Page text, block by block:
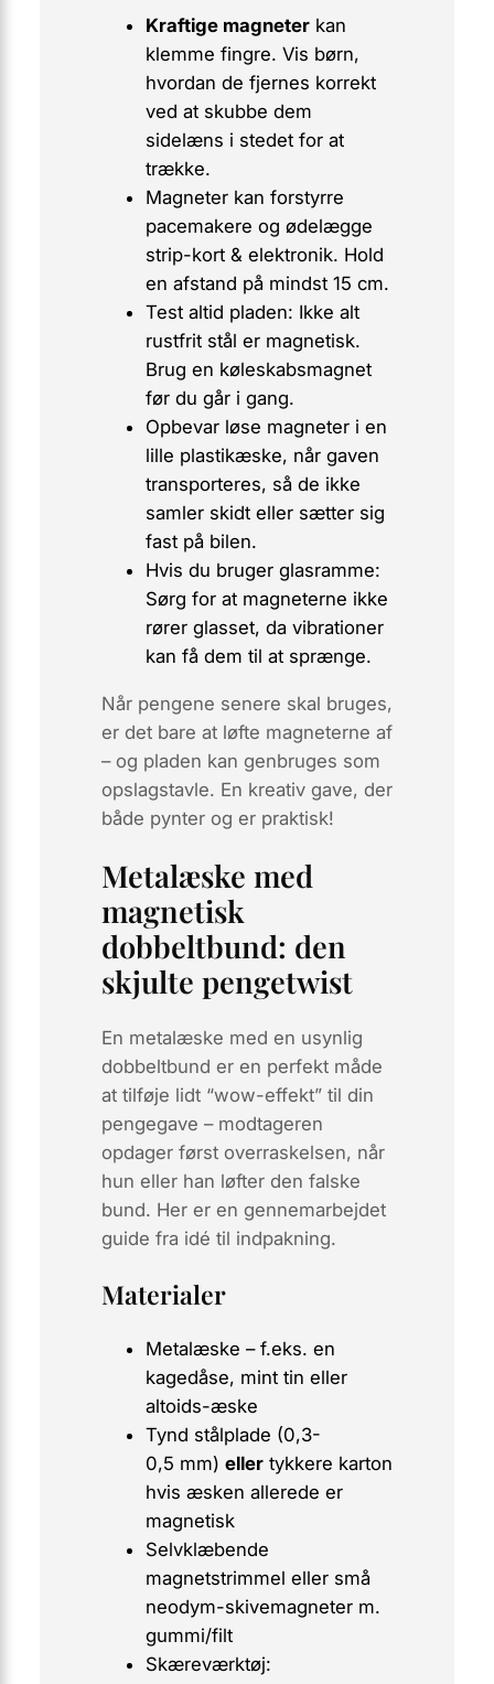
Kraftige magneterkan
klemme fingre. Vis børn,
hvordan de fjernes korrekt
ved at skubbe dem
sidelæns i stedet for at
trække.
Magneter kan forstyrre
pacemakere og ødelægge
strip-kort & elektronik. Hold
en afstand på mindst 15 cm.
Test altid pladen: Ikke alt
rustfrit stål er magnetisk.
Brug en køleskabsmagnet
før du går i gang.
Opbevar løse magneter i en
lille plastikæske, når gaven
transporteres, så de ikke
samler skidt eller sætter sig
fast på bilen.
Hvis du bruger glasramme:
Sørg for at magneterne ikke
rører glasset, da vibrationer
kan få dem til at sprænge.
Når pengene senere skal bruges,
er det bare at løfte magneterne af
– og pladen kan genbruges som
opslagstavle. En kreativ gave, der
både pynter og er praktisk!
Metalæske med
magnetisk
dobbeltbund: den
skjulte pengetwist
En metalæske med en usynlig
dobbeltbund er en perfekt måde
at tilføje lidt “wow-effekt” til din
pengegave – modtageren
opdager først overraskelsen, når
hun eller han løfter den falske
bund. Her er en gennemarbejdet
guide fra idé til indpakning.
Materialer
Metalæske – f.eks. en
kagedåse, mint tin eller
altoids-æske
Tynd stålplade (0,3-
0,5 mm) ellertykkere karton
hvis æsken allerede er
magnetisk
Selvklæbende
magnetstrimmel eller små
neodym-skivemagneter m.
gummi/filt
Skæreværktøj: